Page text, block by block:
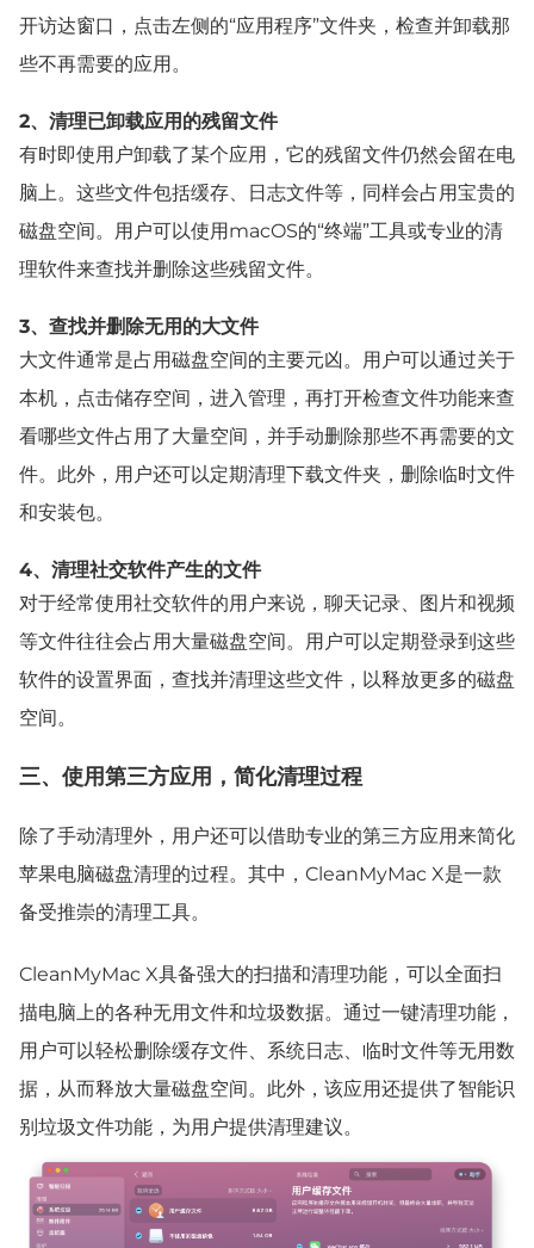
开访达窗口，点击左侧的“应用程序”文件夹，检查并卸载那
些不再需要的应用。
2、清理已卸载应用的残留文件
有时即使用户卸载了某个应用，它的残留文件仍然会留在电
脑上。这些文件包括缓存、日志文件等，同样会占用宝贵的
磁盘空间。用户可以使用macOS的“终端”工具或专业的清
理软件来查找并删除这些残留文件。
3、查找并删除无用的大文件
大文件通常是占用磁盘空间的主要元凶。用户可以通过关于
本机，点击储存空间，进入管理，再打开检查文件功能来查
看哪些文件占用了大量空间，并手动删除那些不再需要的文
件。此外，用户还可以定期清理下载文件夹，删除临时文件
和安装包。
4、清理社交软件产生的文件
对于经常使用社交软件的用户来说，聊天记录、图片和视频
等文件往往会占用大量磁盘空间。用户可以定期登录到这些
软件的设置界面，查找并清理这些文件，以释放更多的磁盘
空间。
三、使用第三方应用，简化清理过程
除了手动清理外，用户还可以借助专业的第三方应用来简化
苹果电脑磁盘清理的过程。其中，CleanMyMac X是一款
备受推崇的清理工具。
CleanMyMac X具备强大的扫描和清理功能，可以全面扫
描电脑上的各种无用文件和垃圾数据。通过一键清理功能，
用户可以轻松删除缓存文件、系统日志、临时文件等无用数
据，从而释放大量磁盘空间。此外，该应用还提供了智能识
别垃圾文件功能，为用户提供清理建议。